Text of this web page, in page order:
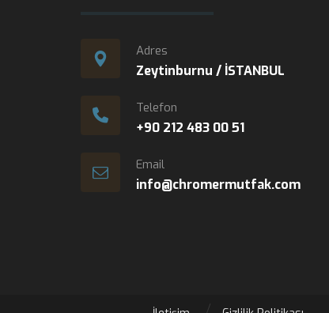
Adres
Zeytinburnu / İSTANBUL
Telefon
+90 212 483 00 51
Email
info@chromermutfak.com